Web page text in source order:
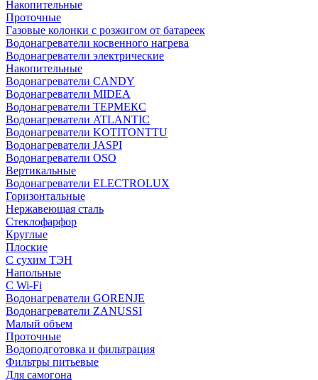
Накопительные
Проточные
Газовые колонки с розжигом от батареек
Водонагреватели косвенного нагрева
Водонагреватели электрические
Накопительные
Водонагреватели CANDY
Водонагреватели MIDEA
Водонагреватели ТЕРМЕКС
Водонагреватели ATLANTIC
Водонагреватели KOTITONTTU
Водонагреватели JASPI
Водонагреватели OSO
Вертикальные
Водонагреватели ELECTROLUX
Горизонтальные
Нержавеющая сталь
Стеклофарфор
Круглые
Плоские
С сухим ТЭН
Напольные
С Wi-Fi
Водонагреватели GORENJE
Водонагреватели ZANUSSI
Малый объем
Проточные
Водоподготовка и фильтрация
Фильтры питьевые
Для самогона